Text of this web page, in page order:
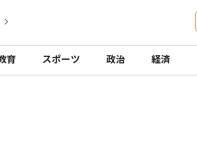
育 スポーツ 政治 経済